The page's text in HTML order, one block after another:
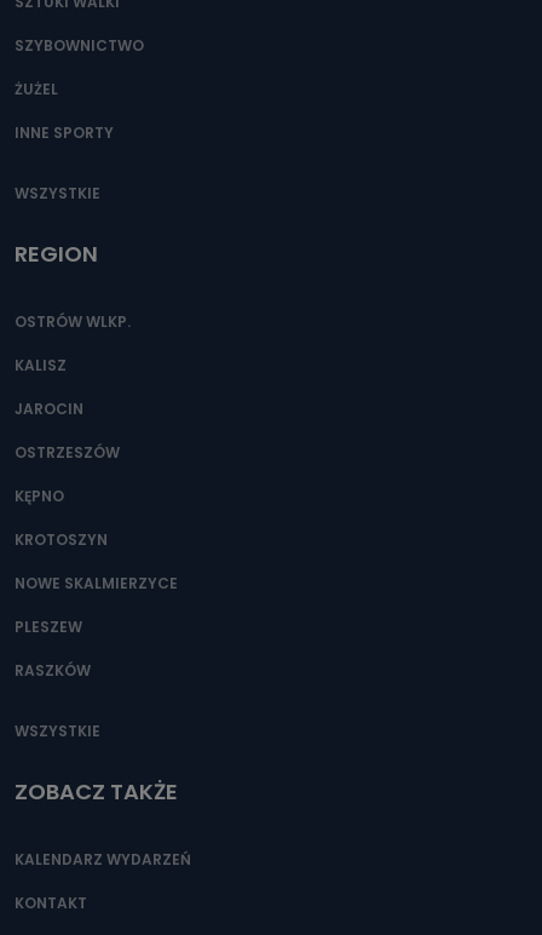
SZYBOWNICTWO
ŻUŻEL
INNE SPORTY
WSZYSTKIE
REGION
OSTRÓW WLKP.
KALISZ
JAROCIN
OSTRZESZÓW
KĘPNO
KROTOSZYN
NOWE SKALMIERZYCE
PLESZEW
RASZKÓW
WSZYSTKIE
ZOBACZ TAKŻE
KALENDARZ WYDARZEŃ
KONTAKT